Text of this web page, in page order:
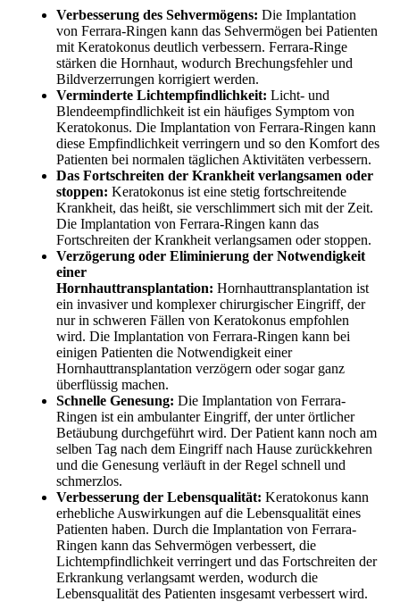
Verbesserung des Sehvermögens: Die Implantation
von Ferrara-Ringen kann das Sehvermögen bei Patienten
mit Keratokonus deutlich verbessern. Ferrara-Ringe
stärken die Hornhaut, wodurch Brechungsfehler und
Bildverzerrungen korrigiert werden.
Verminderte Lichtempfindlichkeit: Licht- und
Blendeempfindlichkeit ist ein häufiges Symptom von
Keratokonus. Die Implantation von Ferrara-Ringen kann
diese Empfindlichkeit verringern und so den Komfort des
Patienten bei normalen täglichen Aktivitäten verbessern.
Das Fortschreiten der Krankheit verlangsamen oder
stoppen: Keratokonus ist eine stetig fortschreitende
Krankheit, das heißt, sie verschlimmert sich mit der Zeit.
Die Implantation von Ferrara-Ringen kann das
Fortschreiten der Krankheit verlangsamen oder stoppen.
Verzögerung oder Eliminierung der Notwendigkeit
einer
Hornhauttransplantation: Hornhauttransplantation ist
ein invasiver und komplexer chirurgischer Eingriff, der
nur in schweren Fällen von Keratokonus empfohlen
wird. Die Implantation von Ferrara-Ringen kann bei
einigen Patienten die Notwendigkeit einer
Hornhauttransplantation verzögern oder sogar ganz
überflüssig machen.
Schnelle Genesung: Die Implantation von Ferrara-
Ringen ist ein ambulanter Eingriff, der unter örtlicher
Betäubung durchgeführt wird. Der Patient kann noch am
selben Tag nach dem Eingriff nach Hause zurückkehren
und die Genesung verläuft in der Regel schnell und
schmerzlos.
Verbesserung der Lebensqualität: Keratokonus kann
erhebliche Auswirkungen auf die Lebensqualität eines
Patienten haben. Durch die Implantation von Ferrara-
Ringen kann das Sehvermögen verbessert, die
Lichtempfindlichkeit verringert und das Fortschreiten der
Erkrankung verlangsamt werden, wodurch die
Lebensqualität des Patienten insgesamt verbessert wird.